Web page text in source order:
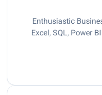
Enthusiastic
Excel, SQL, Power